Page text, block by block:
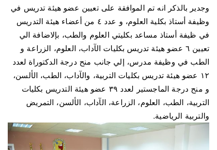
وجدير بالذكر انه تم الموافقة على تعيين عضو هيئة تدريس في
وظيفة أستاذ بكلية العلوم، و عدد ٤ من أعضاء هيئة التدريس
في ظيفة أستاذ مساعد بكليتي العلوم والطب، بإلاضافة الي
تعيين ٦ عضو هيئة تدريس بكليات الآداب، العلوم، الزراعة و
الطب في وظيفة مدرس، إلي جانب منح درجة الدكتوراة لعدد
١٢ عضو هيئة تدريس بكليات التربية، والآداب، الطب، الألسن،
و منح درجة الماجستير لعدد ٣٩ عضو هيئة التدريس بكليات
التربية، الطب، العلوم، الزراعة، الآداب، الألسن، التمريض
والتربية الرياضية.